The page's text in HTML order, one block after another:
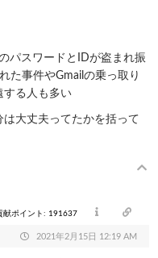
パスワードとIDが盗まれ振
た事件やGmailの乗っ取り
する人も多い
大丈夫ってたかを括って
献ポイント: 191637
2021年2月15日 12:19 AM